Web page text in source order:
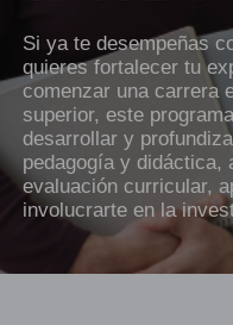
Si ya te desempeñas
quieres fortalecer tu
comenzar una carrera
superior, este
desarrollar y
pedagogía y didáctica,
evaluación curricular,
involucrarte en la